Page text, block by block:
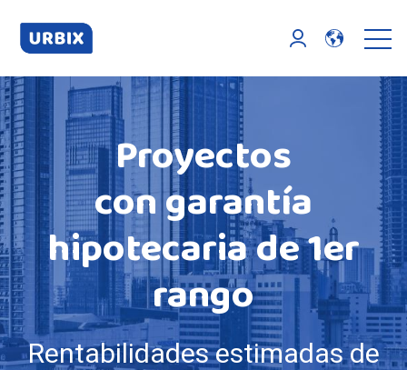
Login page
Proyectos
con garantía
hipotecaria de 1er
rango
Rentabilidades estimadas de